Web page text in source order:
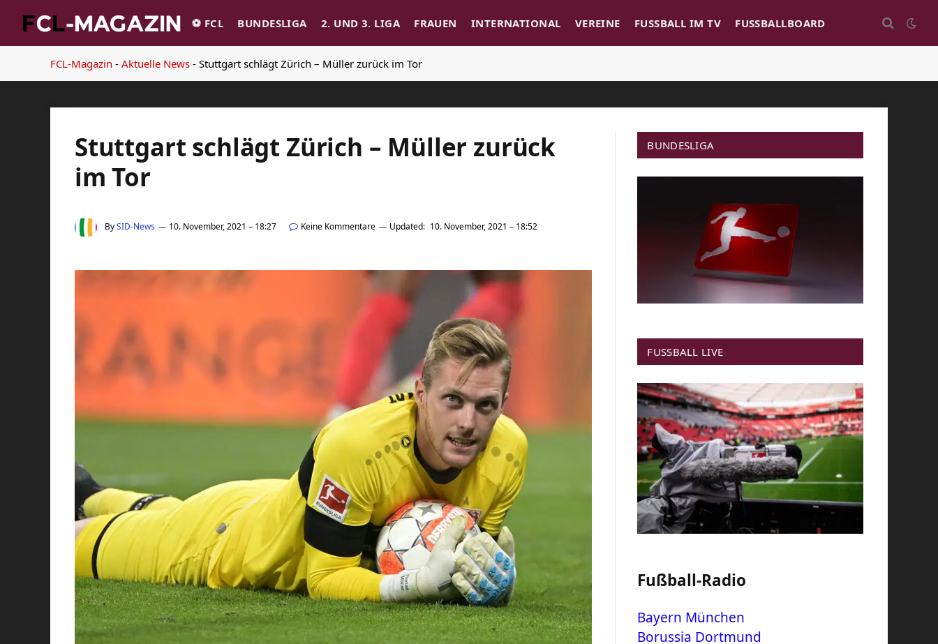
⚽️ FCL BUNDESLIGA 2. UND 3. LIGA FRAUEN INTERNATIONAL VEREINE FUSSBALL IM TV FUSSBALLBOARD
FCL-Magazin - Aktuelle News - Stuttgart schlägt Zürich – Müller zurück im Tor
Stuttgart schlägt Zürich – Müller zurück
im Tor
BySID-News 10. November, 2021 – 18:27 Keine Kommentare Updated: 10. November, 2021 – 18:52
BUNDESLIGA
FUSSBALL LIVE
Fußball-Radio
Bayern München
Borussia Dortmund